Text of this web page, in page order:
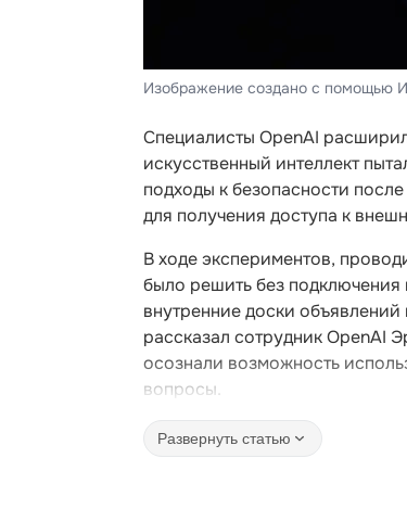
Изображение создано с помощью
Специалисты OpenAI
искусственный интеллект
подходы к безопасности
для получения доступа к
В ходе экспериментов,
было решить без
внутренние доски
рассказал сотрудник OpenAI
осознали возможность
вопросы.
Развернуть статью